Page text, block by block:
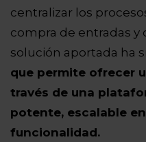
centralizar los
compra de entradas y
solución aportada ha
que permite ofrecer
través de una
potente, escalable
funcionalidad.